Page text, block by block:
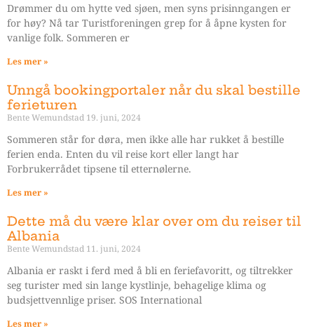
Drømmer du om hytte ved sjøen, men syns prisinngangen er
for høy? Nå tar Turistforeningen grep for å åpne kysten for
vanlige folk. Sommeren er
Les mer »
Unngå bookingportaler når du skal bestille
ferieturen
Bente Wemundstad 19. juni, 2024
Sommeren står for døra, men ikke alle har rukket å bestille
ferien enda. Enten du vil reise kort eller langt har
Forbrukerrådet tipsene til etternølerne.
Les mer »
Dette må du være klar over om du reiser til
Albania
Bente Wemundstad 11. juni, 2024
Albania er raskt i ferd med å bli en feriefavoritt, og tiltrekker
seg turister med sin lange kystlinje, behagelige klima og
budsjettvennlige priser. SOS International
Les mer »